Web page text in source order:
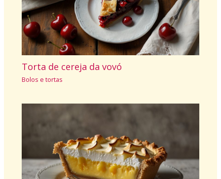
Torta de cereja da vovó
Bolos e tortas